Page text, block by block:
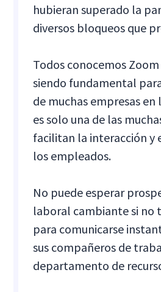
hubieran superado la
diversos bloqueos que
Todos conocemos
siendo fundamental
de muchas empresas
es solo una de las
facilitan la interacción y
los empleados.
No puede esperar
laboral cambiante si no
para comunicarse
sus compañeros de
departamento de